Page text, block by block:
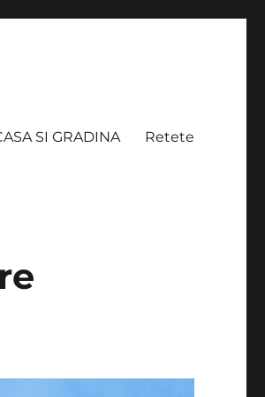
SI GRADINA Retete